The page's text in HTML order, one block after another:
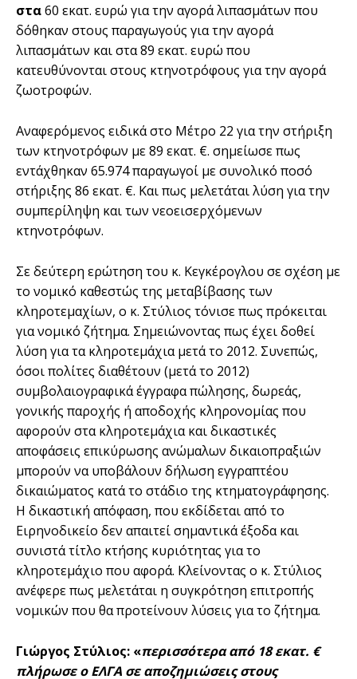
στα60 εκατ. ευρώ για την αγορά λιπασμάτων που
δόθηκαν στους παραγωγούς για την αγορά
λιπασμάτων και στα 89 εκατ. ευρώ που
κατευθύνονται στους κτηνοτρόφους για την αγορά
ζωοτροφών.
Αναφερόμενος ειδικά στο Μέτρο 22 για την στήριξη
των κτηνοτρόφων με 89 εκατ. €. σημείωσε πως
εντάχθηκαν 65.974 παραγωγοί με συνολικό ποσό
στήριξης 86 εκατ. €. Και πως μελετάται λύση για την
συμπερίληψη και των νεοεισερχόμενων
κτηνοτρόφων.
Σε δεύτερη ερώτηση του κ. Κεγκέρογλου σε σχέση με
το νομικό καθεστώς της μεταβίβασης των
κληροτεμαχίων, ο κ. Στύλιος τόνισε πως πρόκειται
για νομικό ζήτημα. Σημειώνοντας πως έχει δοθεί
λύση για τα κληροτεμάχια μετά το 2012. Συνεπώς,
όσοι πολίτες διαθέτουν (μετά το 2012)
συμβολαιογραφικά έγγραφα πώλησης, δωρεάς,
γονικής παροχής ή αποδοχής κληρονομίας που
αφορούν στα κληροτεμάχια και δικαστικές
αποφάσεις επικύρωσης ανώμαλων δικαιοπραξιών
μπορούν να υποβάλουν δήλωση εγγραπτέου
δικαιώματος κατά το στάδιο της κτηματογράφησης.
Η δικαστική απόφαση, που εκδίδεται από το
Ειρηνοδικείο δεν απαιτεί σημαντικά έξοδα και
συνιστά τίτλο κτήσης κυριότητας για το
κληροτεμάχιο που αφορά. Κλείνοντας ο κ. Στύλιος
ανέφερε πως μελετάται η συγκρότηση επιτροπής
νομικών που θα προτείνουν λύσεις για το ζήτημα.
Γιώργος Στύλιος: «περισσότερα από 18 εκατ. €
πλήρωσε ο ΕΛΓΑ σε αποζημιώσεις στους